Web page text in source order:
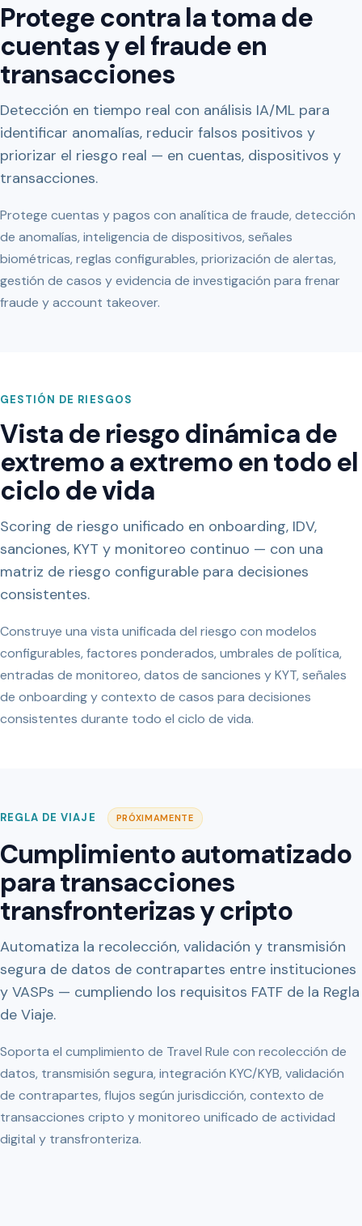
Protege contra la toma de
cuentas y el fraude en
transacciones
Detección en tiempo real con análisis IA/ML para
identificar anomalías, reducir falsos positivos y
priorizar el riesgo real — en cuentas, dispositivos y
transacciones.
Protege cuentas y pagos con analítica de fraude, detección
de anomalías, inteligencia de dispositivos, señales
biométricas, reglas configurables, priorización de alertas,
gestión de casos y evidencia de investigación para frenar
fraude y account takeover.
GESTIÓN DE RIESGOS
Vista de riesgo dinámica de
extremo a extremo en todo el
ciclo de vida
Scoring de riesgo unificado en onboarding, IDV,
sanciones, KYT y monitoreo continuo — con una
matriz de riesgo configurable para decisiones
consistentes.
Construye una vista unificada del riesgo con modelos
configurables, factores ponderados, umbrales de política,
entradas de monitoreo, datos de sanciones y KYT, señales
de onboarding y contexto de casos para decisiones
consistentes durante todo el ciclo de vida.
REGLA DE VIAJE PRÓXIMAMENTE
Cumplimiento automatizado
para transacciones
transfronterizas y cripto
Automatiza la recolección, validación y transmisión
segura de datos de contrapartes entre instituciones
y VASPs — cumpliendo los requisitos FATF de la Regla
de Viaje.
Soporta el cumplimiento de Travel Rule con recolección de
datos, transmisión segura, integración KYC/KYB, validación
de contrapartes, flujos según jurisdicción, contexto de
transacciones cripto y monitoreo unificado de actividad
digital y transfronteriza.